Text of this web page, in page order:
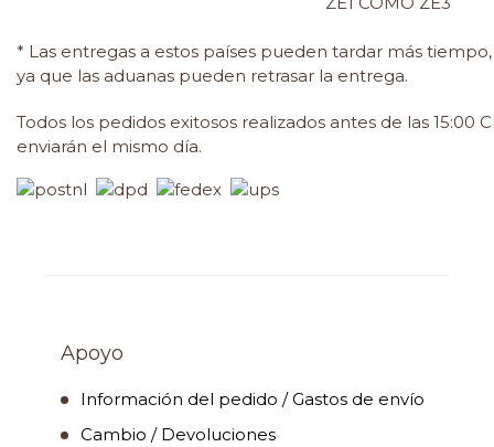
* Las entregas a estos países pueden tardar más tiempo,
ya que las aduanas pueden retrasar la entrega.
Todos los pedidos exitosos realizados antes de las 15:00
enviarán el mismo día.
Apoyo
Información del pedido / Gastos de envío
Cambio / Devoluciones